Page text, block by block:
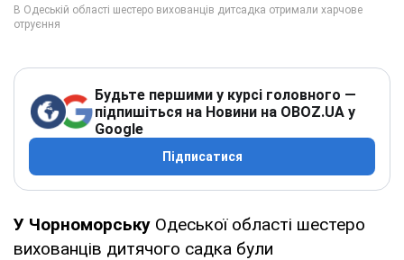
Будьте першими у курсі головного —
підпишіться на Новини на OBOZ.UA у
Google
Підписатися
У Чорноморську Одеської області шестеро
вихованців дитячого садка були